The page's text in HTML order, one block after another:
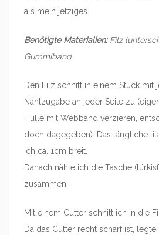
als mein jetziges.
Benötigte Materialien:Filz
Gummiband
Den Filz schnitt in einem Stück mit
Nahtzugabe an jeder Seite zu
Hülle mit Webband verzieren,
doch dagegeben). Das längliche
ich ca. 1cm breit.
Danach nähte ich die Tasche
zusammen.
Mit einem Cutter schnitt ich in die
Da das Cutter recht scharf ist, legte